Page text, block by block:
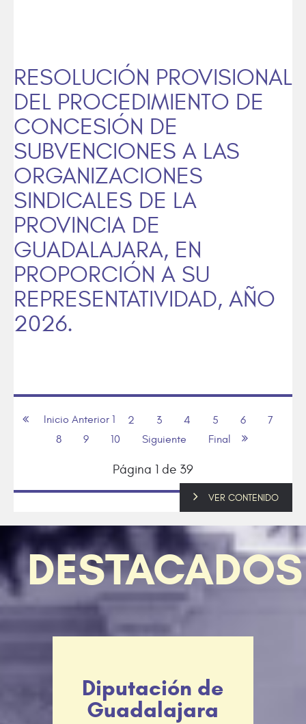
VER CONTENIDO
VER CONTENIDO
VER CONTENIDO
VER CONTENIDO
VER CONTENIDO
RESOLUCIÓN PROVISIONAL
DEL PROCEDIMIENTO DE
CONCESIÓN DE
SUBVENCIONES A LAS
ORGANIZACIONES
SINDICALES DE LA
PROVINCIA DE
GUADALAJARA, EN
PROPORCIÓN A SU
REPRESENTATIVIDAD, AÑO
2026.
VER CONTENIDO
Inicio Anterior 1 2 3 4 5 6
7
8
9 10 Siguiente Final
Página 1 de 39
DESTACADOS
Diputación de
Guadalajara